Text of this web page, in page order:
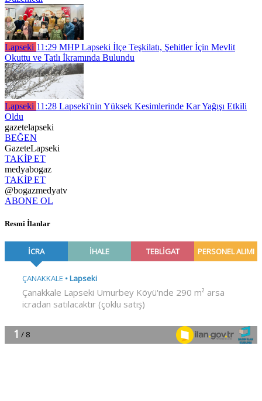
Lapseki 11:29 MHP Lapseki İlçe Teşkilatı, Şehitler İçin Mevlit
Okuttu ve Tatlı İkramında Bulundu
Lapseki 11:28 Lapseki'nin Yüksek Kesimlerinde Kar Yağışı Etkili
Oldu
gazetelapseki
BEĞEN
GazeteLapseki
TAKİP ET
medyabogaz
TAKİP ET
@bogazmedyatv
ABONE OL
Resmî İlanlar